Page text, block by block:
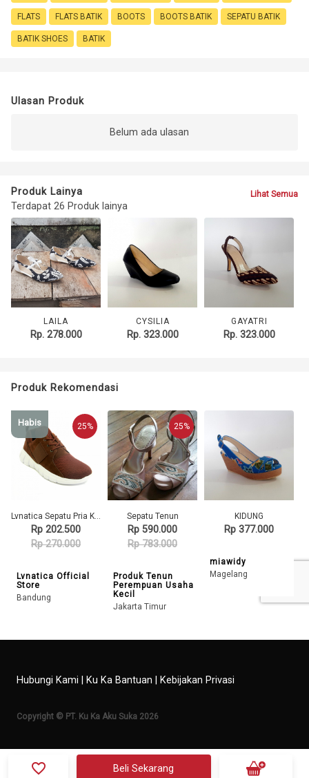
favorite_border Beli Sekarang
FLATS FLATS BATIK BOOTS BOOTS BATIK SEPATU BATIK
BATIK SHOES BATIK
Ulasan Produk
Belum ada ulasan
Produk Lainya
Terdapat 26 Produk lainya
Lihat Semua
LAILA
Rp. 278.000
CYSILIA
Rp. 323.000
GAYATRI
Rp. 323.000
Produk Rekomendasi
25%
Habis
Lvnatica Sepatu Pria Kasual Flavio Brown Sneakers Shoes
Rp 202.500
Rp 270.000
Lvnatica Official
Store
Bandung
25%
Sepatu Tenun
Rp 590.000
Rp 783.000
Produk Tenun
Perempuan Usaha
Kecil
Jakarta Timur
KIDUNG
Rp 377.000
miawidy
Magelang
Hubungi Kami Ku Ka Bantuan Kebijakan Privasi
Copyright © PT. Ku Ka Aku Suka 2026